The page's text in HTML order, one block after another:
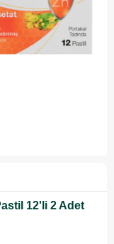
12'li 2 Adet